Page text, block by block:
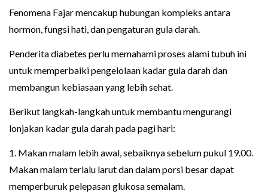
Fenomena Fajar mencakup hubungan kompleks antara
hormon, fungsi hati, dan pengaturan gula darah.
Penderita diabetes perlu memahami proses alami tubuh ini
untuk memperbaiki pengelolaan kadar gula darah dan
membangun kebiasaan yang lebih sehat.
Berikut langkah-langkah untuk membantu mengurangi
lonjakan kadar gula darah pada pagi hari:
1. Makan malam lebih awal, sebaiknya sebelum pukul 19.00.
Makan malam terlalu larut dan dalam porsi besar dapat
memperburuk pelepasan glukosa semalam.